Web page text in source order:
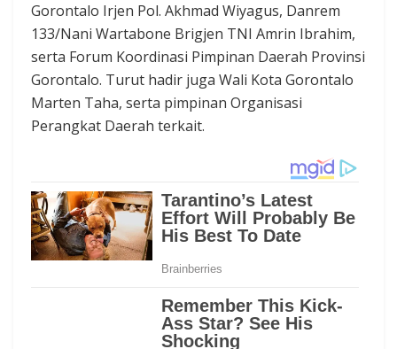
Gorontalo Irjen Pol. Akhmad Wiyagus, Danrem
133/Nani Wartabone Brigjen TNI Amrin Ibrahim,
serta Forum Koordinasi Pimpinan Daerah Provinsi
Gorontalo. Turut hadir juga Wali Kota Gorontalo
Marten Taha, serta pimpinan Organisasi
Perangkat Daerah terkait.